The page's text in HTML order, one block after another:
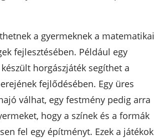
a gyermeknek a matematikai
fejlesztésében. Például egy
horgászjáték segíthet a
fejlődésében. Egy üres
válhat, egy festmény pedig arra
hogy a színek és a formák
fel egy építményt. Ezek a játékok